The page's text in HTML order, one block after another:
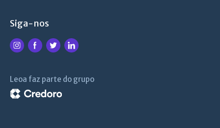
Siga-nos
Leoa faz parte do grupo